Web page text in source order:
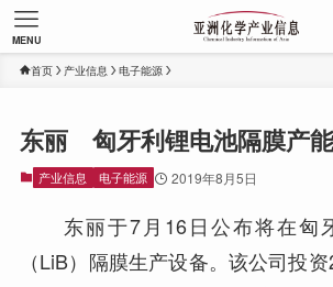
MENU
首页 产业信息 电子能源
东丽 匈牙利锂电池隔膜产
产业信息 电子能源 2019年8月5日
东丽于7月16日公布将在匈
（LiB）隔膜生产设备。该公司投